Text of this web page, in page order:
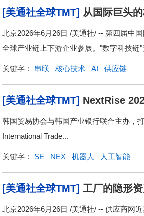
[美通社全球TMT] 从国际巨头
球数智产业链上下游
北京2026年6月26日 /美通社/ -- 第四届中
全球产业链上下游企业参展。"数字科技链
关键字： 串联 核心技术 AI 供应链
[美通社全球TMT] NextRise
韩国贸易协会与韩国产业银行联合主办，
International Trade...
关键字： SE NEX 机器人 人工智能
[美通社全球TMT] 工厂的隐形
北京2026年6月26日 /美通社/ -- 供应商网